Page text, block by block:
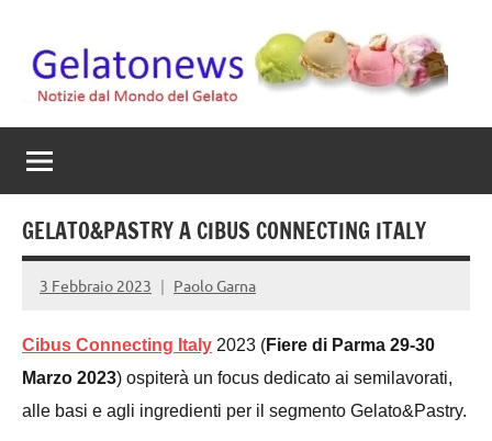
contenuto
Gelato
News
mondo
del
gelato
GELATO&PASTRY A CIBUS CONNECTING ITALY
3 Febbraio 2023 Paolo Garna
Cibus Connecting Italy 2023 (Fiere di Parma 29-30
Marzo 2023) ospiterà un focus dedicato ai semilavorati,
alle basi e agli ingredienti per il segmento Gelato&Pastry.